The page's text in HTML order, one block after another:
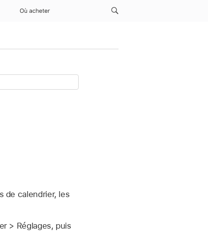
Où acheter
de calendrier, les
> Réglages, puis